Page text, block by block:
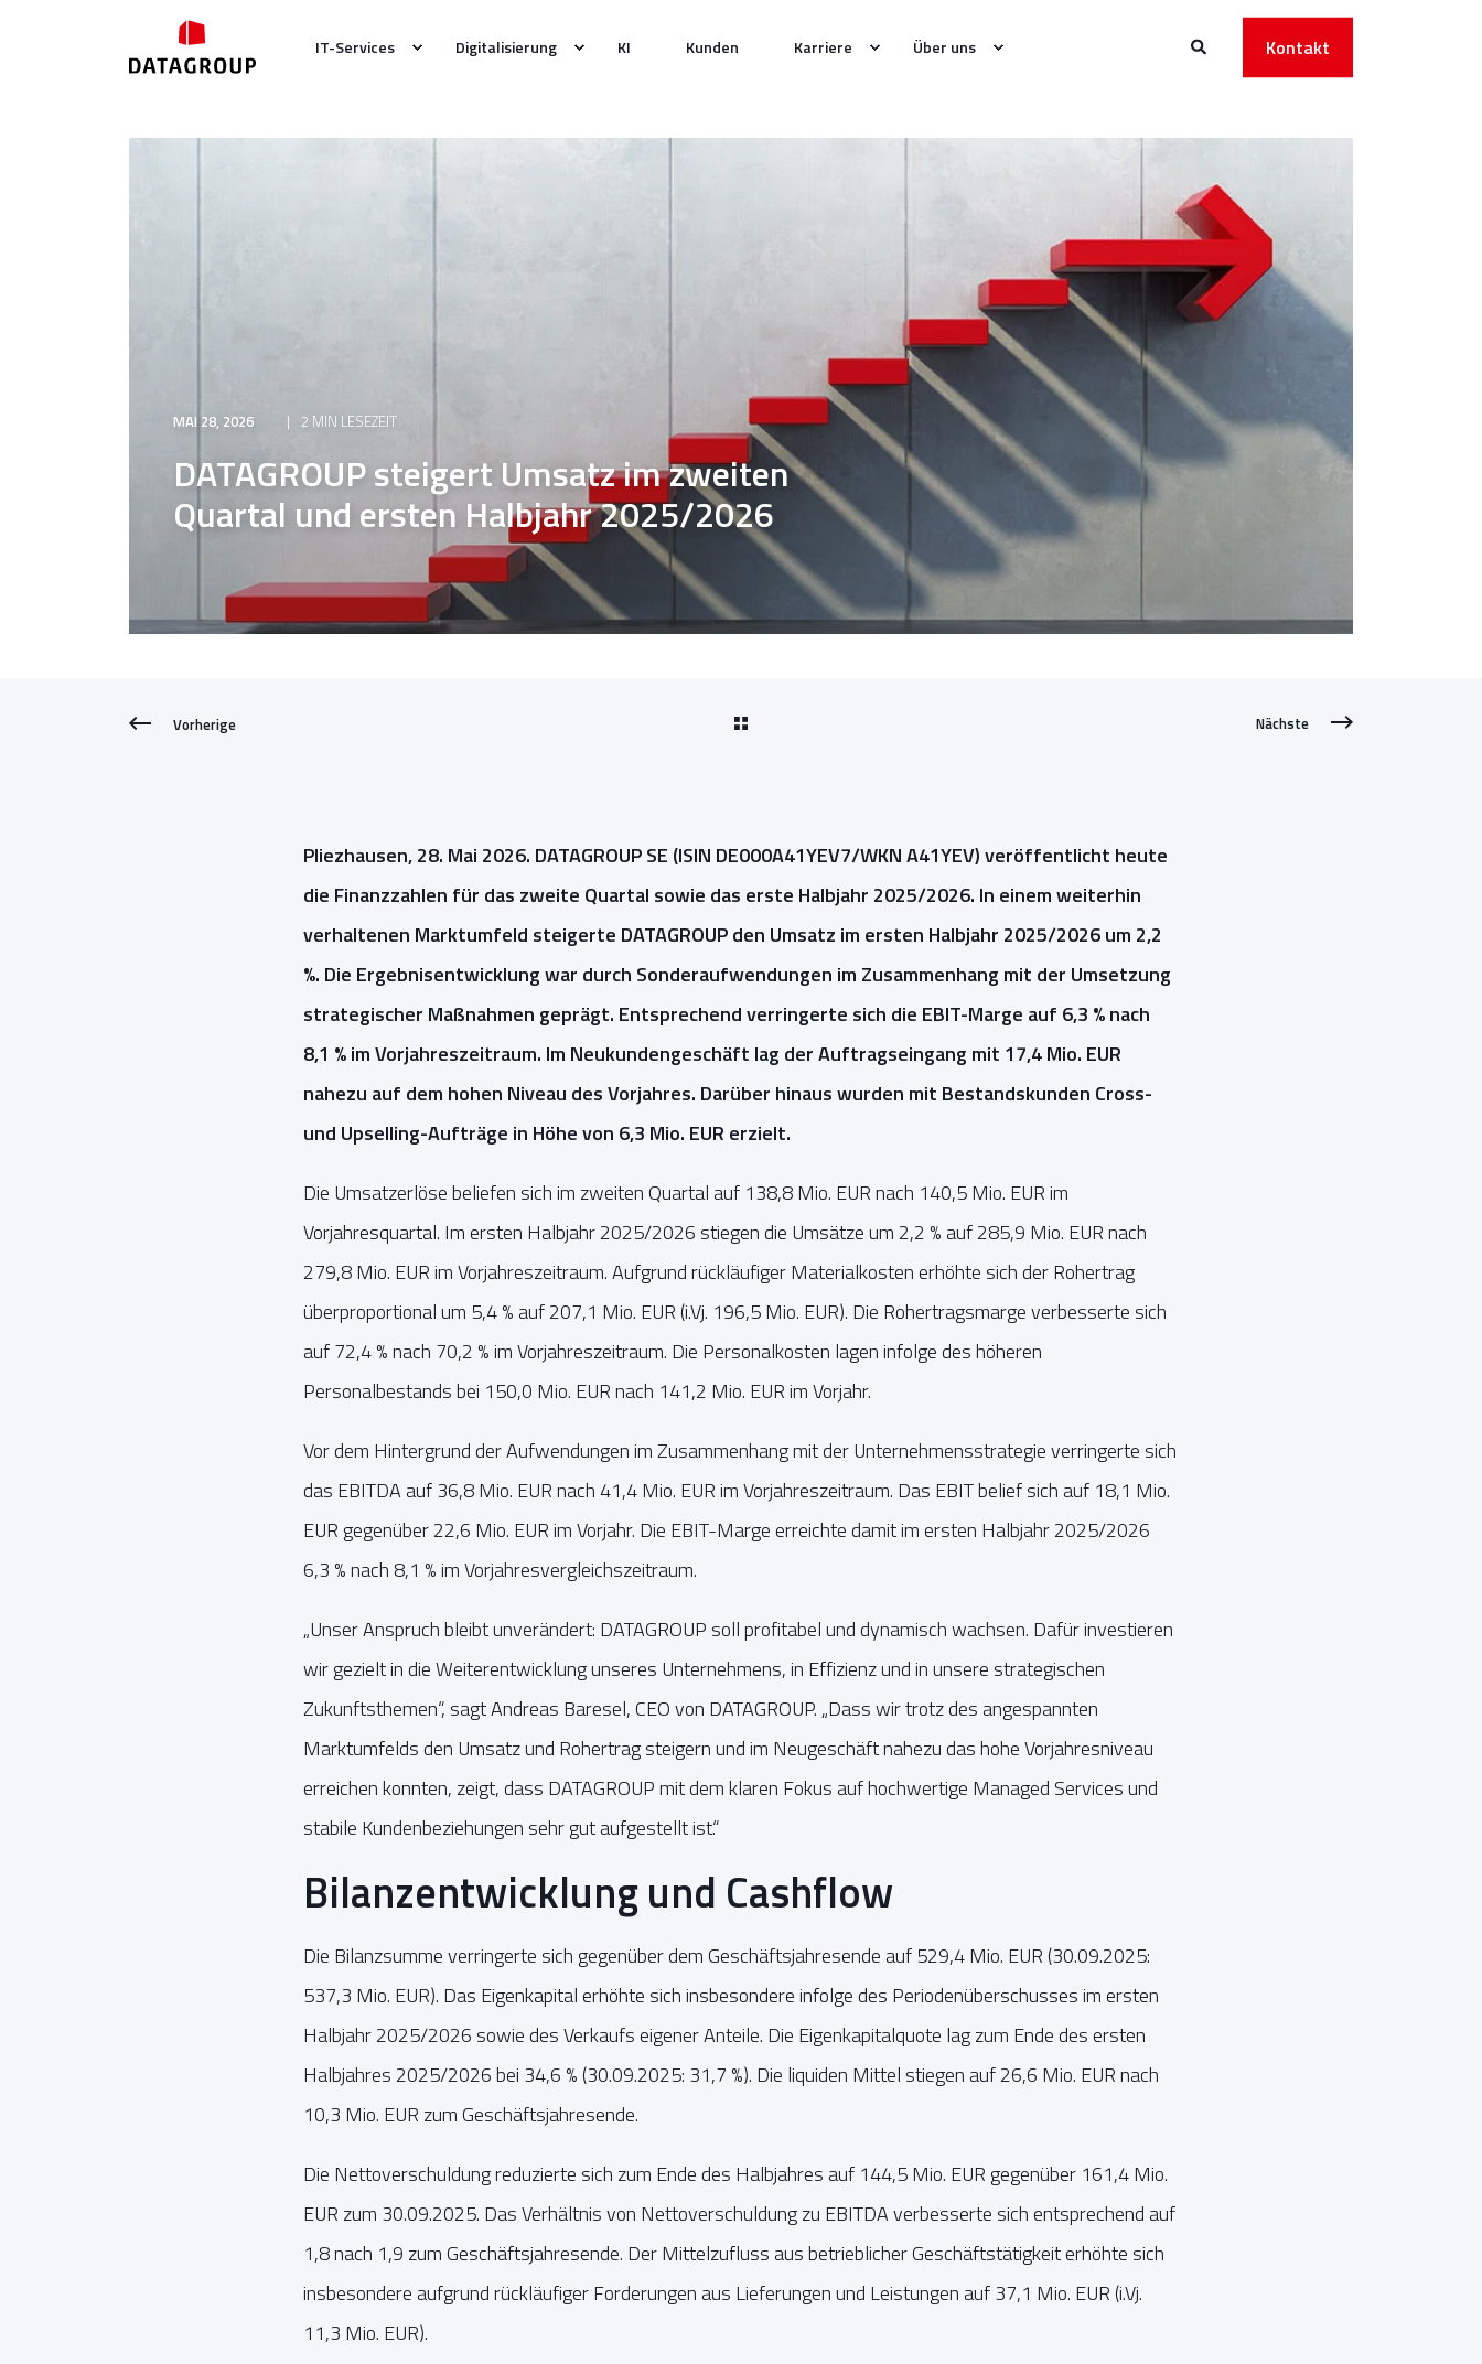
IT-Services Digitalisierung KI Kunden Karriere Über uns Kontakt
MAI 28, 2026 2 MIN LESEZEIT
DATAGROUP steigert Umsatz im zweiten
Quartal und ersten Halbjahr 2025/2026
Vorherige Nächste
Pliezhausen, 28. Mai 2026. DATAGROUP SE (ISIN DE000A41YEV7/WKN A41YEV) veröffentlicht heute
die Finanzzahlen für das zweite Quartal sowie das erste Halbjahr 2025/2026. In einem weiterhin
verhaltenen Marktumfeld steigerte DATAGROUP den Umsatz im ersten Halbjahr 2025/2026 um 2,2
%. Die Ergebnisentwicklung war durch Sonderaufwendungen im Zusammenhang mit der Umsetzung
strategischer Maßnahmen geprägt. Entsprechend verringerte sich die EBIT-Marge auf 6,3 % nach
8,1 % im Vorjahreszeitraum. Im Neukundengeschäft lag der Auftragseingang mit 17,4 Mio. EUR
nahezu auf dem hohen Niveau des Vorjahres. Darüber hinaus wurden mit Bestandskunden Cross-
und Upselling-Aufträge in Höhe von 6,3 Mio. EUR erzielt.
Die Umsatzerlöse beliefen sich im zweiten Quartal auf 138,8 Mio. EUR nach 140,5 Mio. EUR im
Vorjahresquartal. Im ersten Halbjahr 2025/2026 stiegen die Umsätze um 2,2 % auf 285,9 Mio. EUR nach
279,8 Mio. EUR im Vorjahreszeitraum. Aufgrund rückläufiger Materialkosten erhöhte sich der Rohertrag
überproportional um 5,4 % auf 207,1 Mio. EUR (i.Vj. 196,5 Mio. EUR). Die Rohertragsmarge verbesserte sich
auf 72,4 % nach 70,2 % im Vorjahreszeitraum. Die Personalkosten lagen infolge des höheren
Personalbestands bei 150,0 Mio. EUR nach 141,2 Mio. EUR im Vorjahr.
Vor dem Hintergrund der Aufwendungen im Zusammenhang mit der Unternehmensstrategie verringerte sich
das EBITDA auf 36,8 Mio. EUR nach 41,4 Mio. EUR im Vorjahreszeitraum. Das EBIT belief sich auf 18,1 Mio.
EUR gegenüber 22,6 Mio. EUR im Vorjahr. Die EBIT-Marge erreichte damit im ersten Halbjahr 2025/2026
6,3 % nach 8,1 % im Vorjahresvergleichszeitraum.
„Unser Anspruch bleibt unverändert: DATAGROUP soll profitabel und dynamisch wachsen. Dafür investieren
wir gezielt in die Weiterentwicklung unseres Unternehmens, in Effizienz und in unsere strategischen
Zukunftsthemen“, sagt Andreas Baresel, CEO von DATAGROUP. „Dass wir trotz des angespannten
Marktumfelds den Umsatz und Rohertrag steigern und im Neugeschäft nahezu das hohe Vorjahresniveau
erreichen konnten, zeigt, dass DATAGROUP mit dem klaren Fokus auf hochwertige Managed Services und
stabile Kundenbeziehungen sehr gut aufgestellt ist.“
Bilanzentwicklung und Cashflow
Die Bilanzsumme verringerte sich gegenüber dem Geschäftsjahresende auf 529,4 Mio. EUR (30.09.2025:
537,3 Mio. EUR). Das Eigenkapital erhöhte sich insbesondere infolge des Periodenüberschusses im ersten
Halbjahr 2025/2026 sowie des Verkaufs eigener Anteile. Die Eigenkapitalquote lag zum Ende des ersten
Halbjahres 2025/2026 bei 34,6 % (30.09.2025: 31,7 %). Die liquiden Mittel stiegen auf 26,6 Mio. EUR nach
10,3 Mio. EUR zum Geschäftsjahresende.
Die Nettoverschuldung reduzierte sich zum Ende des Halbjahres auf 144,5 Mio. EUR gegenüber 161,4 Mio.
EUR zum 30.09.2025. Das Verhältnis von Nettoverschuldung zu EBITDA verbesserte sich entsprechend auf
1,8 nach 1,9 zum Geschäftsjahresende. Der Mittelzufluss aus betrieblicher Geschäftstätigkeit erhöhte sich
insbesondere aufgrund rückläufiger Forderungen aus Lieferungen und Leistungen auf 37,1 Mio. EUR (i.Vj.
11,3 Mio. EUR).